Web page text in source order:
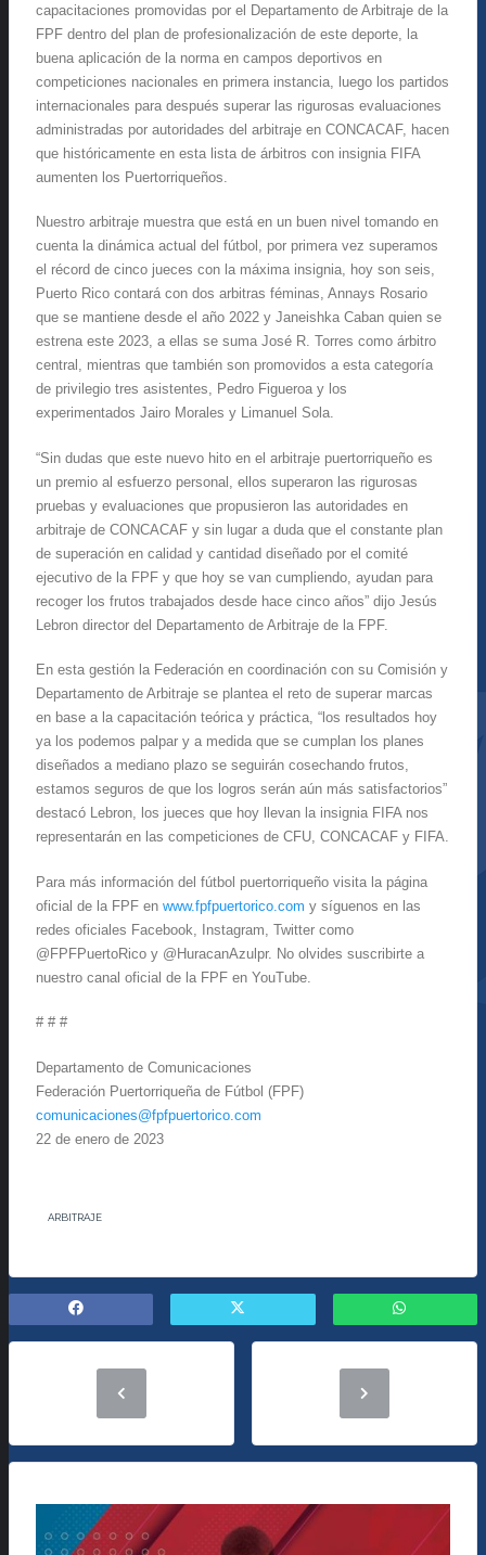
capacitaciones promovidas por el Departamento de Arbitraje de la
FPF dentro del plan de profesionalización de este deporte, la
buena aplicación de la norma en campos deportivos en
competiciones nacionales en primera instancia, luego los partidos
internacionales para después superar las rigurosas evaluaciones
administradas por autoridades del arbitraje en CONCACAF, hacen
que históricamente en esta lista de árbitros con insignia FIFA
aumenten los Puertorriqueños.
Nuestro arbitraje muestra que está en un buen nivel tomando en
cuenta la dinámica actual del fútbol, por primera vez superamos
el récord de cinco jueces con la máxima insignia, hoy son seis,
Puerto Rico contará con dos arbitras féminas, Annays Rosario
que se mantiene desde el año 2022 y Janeishka Caban quien se
estrena este 2023, a ellas se suma José R. Torres como árbitro
central, mientras que también son promovidos a esta categoría
de privilegio tres asistentes, Pedro Figueroa y los
experimentados Jairo Morales y Limanuel Sola.
“Sin dudas que este nuevo hito en el arbitraje puertorriqueño es
un premio al esfuerzo personal, ellos superaron las rigurosas
pruebas y evaluaciones que propusieron las autoridades en
arbitraje de CONCACAF y sin lugar a duda que el constante plan
de superación en calidad y cantidad diseñado por el comité
ejecutivo de la FPF y que hoy se van cumpliendo, ayudan para
recoger los frutos trabajados desde hace cinco años” dijo Jesús
Lebron director del Departamento de Arbitraje de la FPF.
En esta gestión la Federación en coordinación con su Comisión y
Departamento de Arbitraje se plantea el reto de superar marcas
en base a la capacitación teórica y práctica, “los resultados hoy
ya los podemos palpar y a medida que se cumplan los planes
diseñados a mediano plazo se seguirán cosechando frutos,
estamos seguros de que los logros serán aún más satisfactorios”
destacó Lebron, los jueces que hoy llevan la insignia FIFA nos
representarán en las competiciones de CFU, CONCACAF y FIFA.
Para más información del fútbol puertorriqueño visita la página
oficial de la FPF en www.fpfpuertorico.com y síguenos en las
redes oficiales Facebook, Instagram, Twitter como
@FPFPuertoRico y @HuracanAzulpr. No olvides suscribirte a
nuestro canal oficial de la FPF en YouTube.
# # #
Departamento de Comunicaciones
Federación Puertorriqueña de Fútbol (FPF)
comunicaciones@fpfpuertorico.com
22 de enero de 2023
ARBITRAJE